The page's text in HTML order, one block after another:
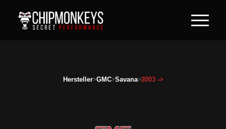
Hersteller>GMC>Savana>2003 ->